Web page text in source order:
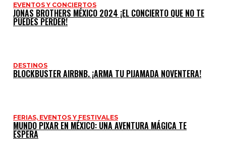
EVENTOS Y CONCIERTOS
JONAS BROTHERS MÉXICO 2024 ¡EL CONCIERTO QUE NO TE
PUEDES PERDER!
DESTINOS
BLOCKBUSTER AIRBNB. ¡ARMA TU PIJAMADA NOVENTERA!
FERIAS, EVENTOS Y FESTIVALES
MUNDO PIXAR EN MÉXICO: UNA AVENTURA MÁGICA TE
ESPERA